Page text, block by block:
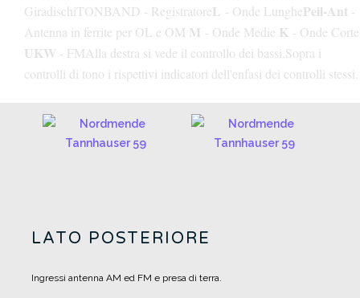
GiradischiTONBAND - RegistratoreL - Onde LunghePeil-Ant -
Antenna in ferrite per OL e OM M - Onde Medie K - Onde Corte
UKW - FM Alla destra si vede il controllo dei bassi. Sopra i
controlli di tono i rispettivi indicatori dell'enfasi dei controlli stessi.
LATO POSTERIORE
Ingressi antenna AM ed FM e presa di terra.